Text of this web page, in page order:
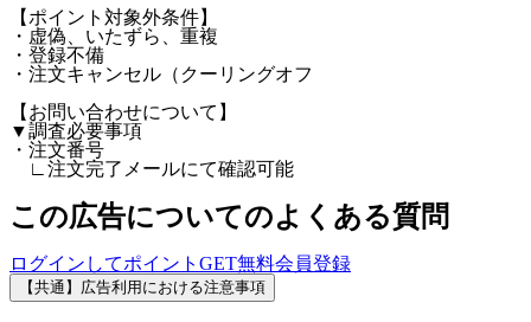
【ポイント対象外条件】
・虚偽、いたずら、重複
・登録不備
・注文キャンセル（クーリングオフ
【お問い合わせについて】
▼調査必要事項
・注文番号
∟注文完了メールにて確認可能
この広告についてのよくある質問
ログインしてポイントGET無料会員登録
【共通】広告利用における注意事項